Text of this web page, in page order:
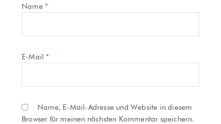
Name *
E-Mail *
Name, E-Mail-Adresse und Website in diesem
Browser für meinen nächsten Kommentar speichern.